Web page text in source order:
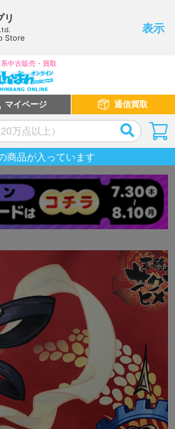
リ
Store
表示
中古販売・買取
マイページ 通信買取
商品が入っています